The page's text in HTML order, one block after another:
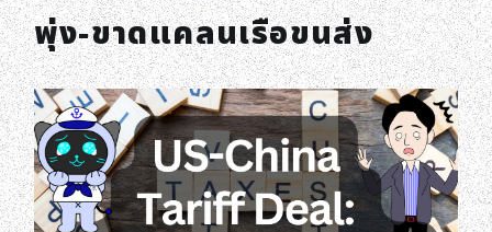
พุ่ง-ขาดแคลนเรือขนส่ง